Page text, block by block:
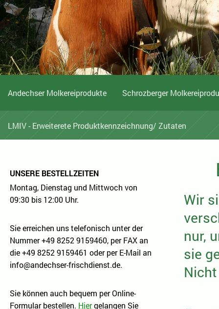
Andechser Molkereiprodukte Schrozberger
LMIV - Erweiterete Produktkennzeichnung/ Zutaten
Wir
nur,
sie
UNSERE BESTELLZEITEN
Montag, Dienstag und Mittwoch von
09:30 bis 12:00 Uhr.
Sie erreichen uns telefonisch unter der
Nummer +49 8252 9159460, per FAX an
die +49 8252 9159461 oder per E-Mail an
info@andechser-frischdienst.de.
Sie können auch bequem per Online-
Formular bestellen. Hiergelangen Sie